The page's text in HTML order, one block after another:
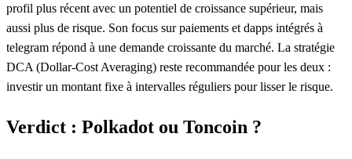
profil plus récent avec un potentiel de croissance supérieur, mais
aussi plus de risque. Son focus sur paiements et dapps intégrés à
telegram répond à une demande croissante du marché. La stratégie
DCA (Dollar-Cost Averaging) reste recommandée pour les deux :
investir un montant fixe à intervalles réguliers pour lisser le risque.
Verdict : Polkadot ou Toncoin ?